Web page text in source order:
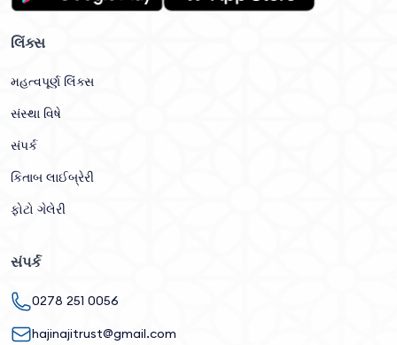
લિંક્સ
મહત્વપૂર્ણ લિંક્સ
સંસ્થા વિષે
સંપર્ક
કિતાબ લાઈબ્રેરી
ફોટો ગેલેરી
સંપર્ક
0278 251 0056
hajinajitrust@gmail.com